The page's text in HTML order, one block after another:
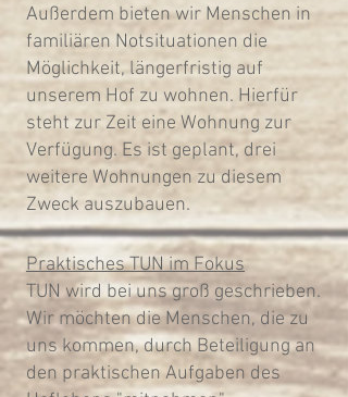
Außerdem bieten wir Menschen in
familiären Notsituationen die
Möglichkeit, längerfristig auf
unserem Hof zu wohnen. Hierfür
steht zur Zeit eine Wohnung zur
Verfügung. Es ist geplant, drei
weitere Wohnungen zu diesem
Zweck auszubauen.​​
Praktisches TUN im Fokus
TUN wird bei uns groß geschrieben.
Wir möchten die Menschen, die zu
uns kommen, durch Beteiligung an
den praktischen Aufgaben des